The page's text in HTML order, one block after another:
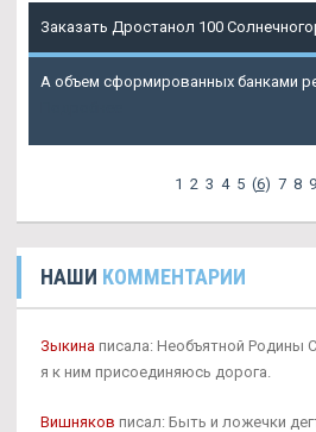
Заказать Дростанол 100
А объем сформированных банками
1 2 3 4 5 (6) 7 8 9
НАШИ КОММЕНТАРИИ
Зыкина писала: Необъятной Родины
я к ним присоединяюсь дорога.
Вишняков писал: Быть и ложечки